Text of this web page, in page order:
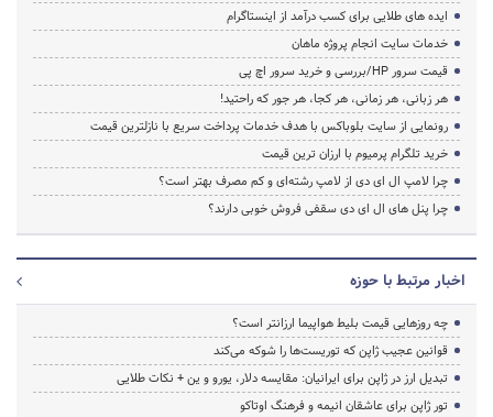
ایده های طلایی برای کسب درآمد از اینستاگرام
خدمات سایت انجام پروژه ماهان
قیمت سرور HP/بررسی و خرید سرور اچ پی
هر زبانی، هر زمانی، هر کجا، هر جور که راحتید!
رونمایی از سایت بلوباکس با هدف خدمات پرداخت سریع با نازلترین قیمت
خرید تلگرام پرمیوم با ارزان ترین قیمت
چرا لامپ ال ای دی از لامپ رشته‌ای و کم مصرف بهتر است؟
چرا پنل های ال ای دی سقفی فروش خوبی دارند؟
اخبار مرتبط با حوزه
چه روزهایی قیمت بلیط هواپیما ارزانتر است؟
قوانین عجیب ژاپن که توریست‌ها را شوکه می‌کند
تبدیل ارز در ژاپن برای ایرانیان: مقایسه دلار، یورو و ین + نکات طلایی
تور ژاپن برای عاشقان انیمه و فرهنگ اوتاکو